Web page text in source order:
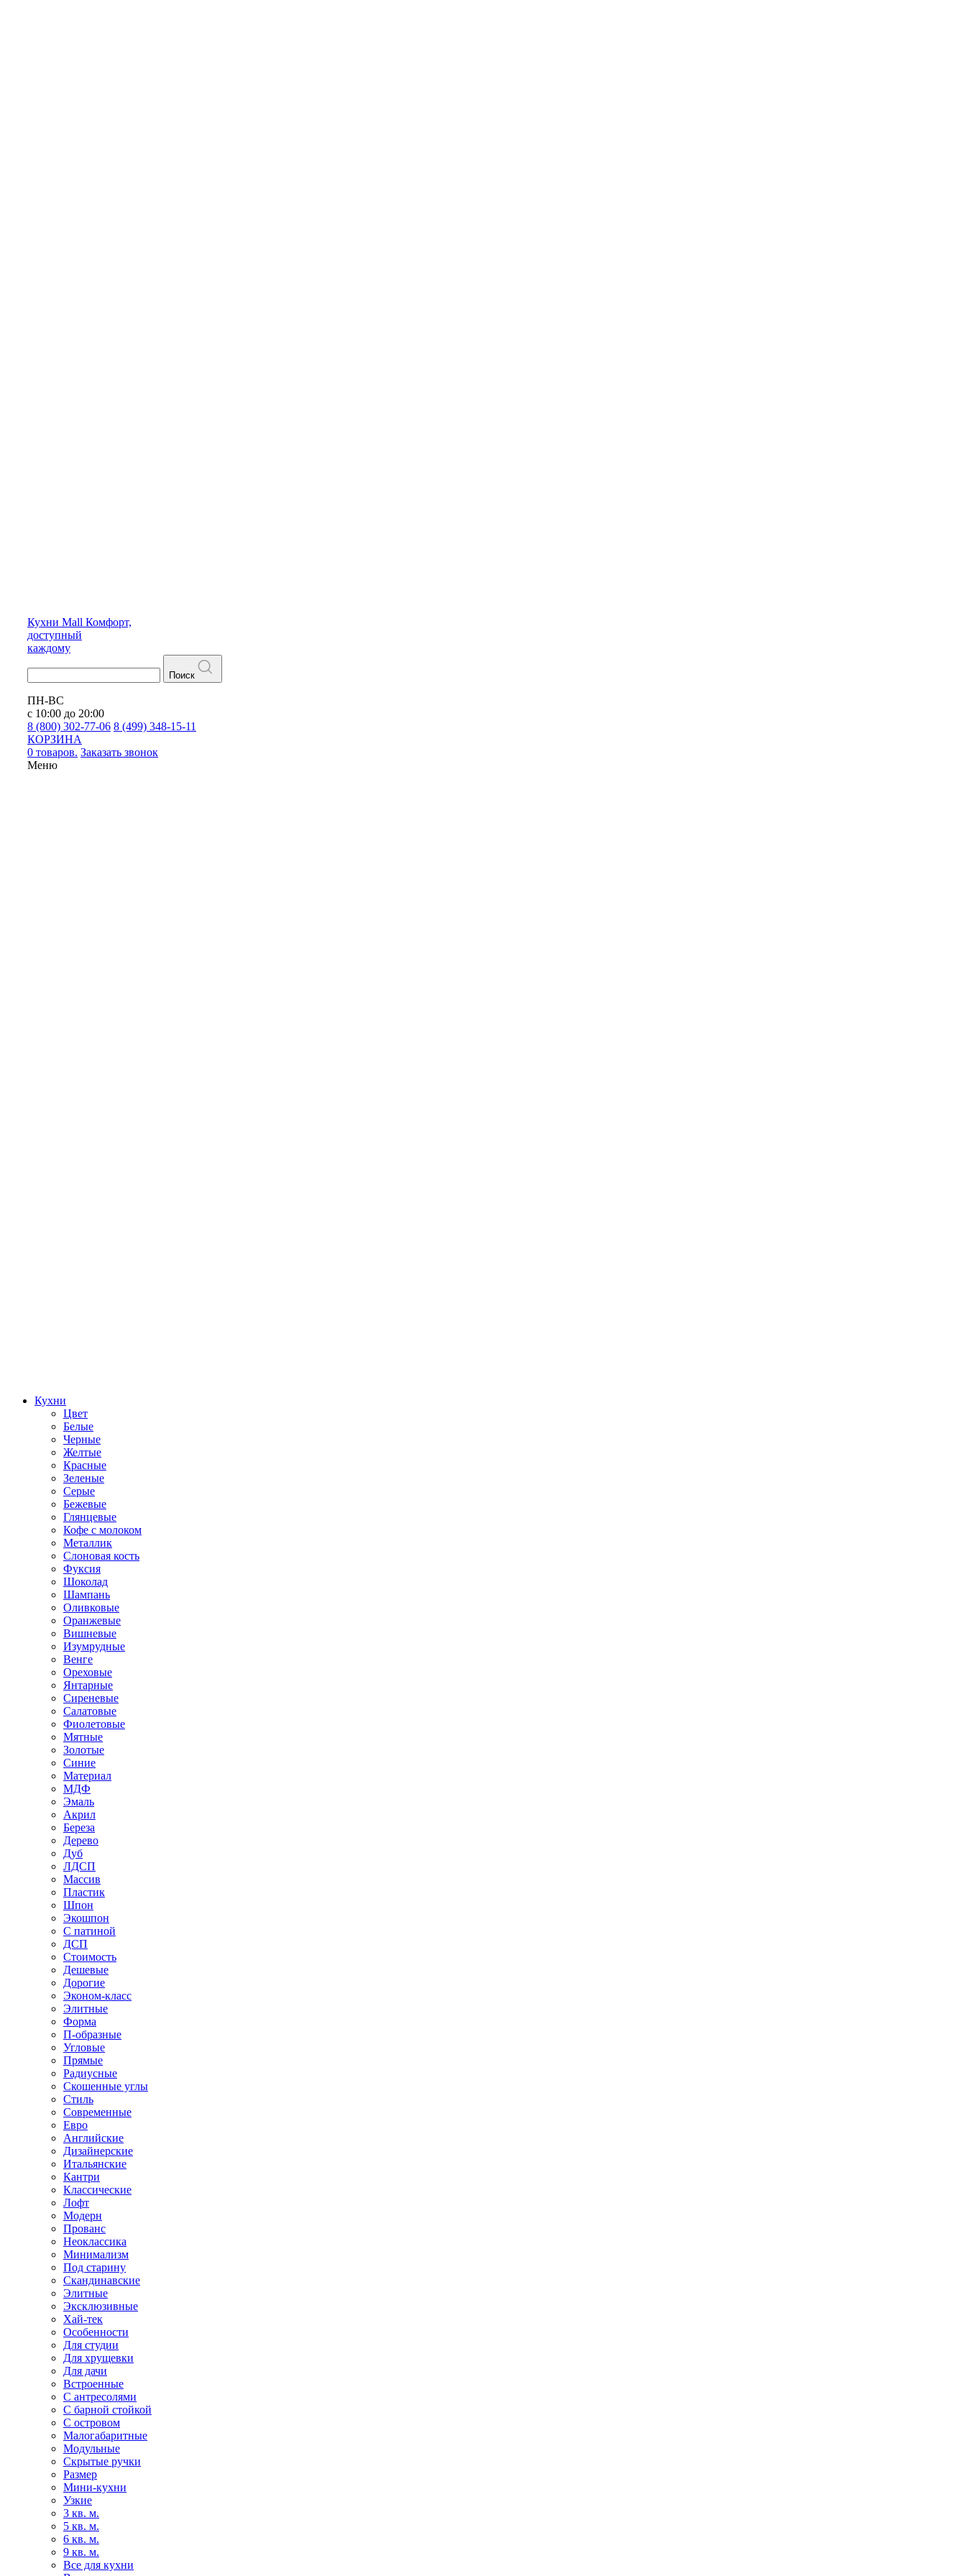
Кухни Mall Комфорт,
доступный
каждому
Поиск
ПН-ВС
с 10:00 до 20:00
8 (800) 302-77-06 8 (499) 348-15-11
КОРЗИНА
0 товаров. Заказать звонок
Меню
Кухни
Цвет
Белые
Черные
Желтые
Красные
Зеленые
Серые
Бежевые
Глянцевые
Кофе с молоком
Металлик
Слоновая кость
Фуксия
Шоколад
Шампань
Оливковые
Оранжевые
Вишневые
Изумрудные
Венге
Ореховые
Янтарные
Сиреневые
Салатовые
Фиолетовые
Мятные
Золотые
Синие
Материал
МДФ
Эмаль
Акрил
Береза
Дерево
Дуб
ЛДСП
Массив
Пластик
Шпон
Экошпон
С патиной
ДСП
Стоимость
Дешевые
Дорогие
Эконом-класс
Элитные
Форма
П-образные
Угловые
Прямые
Радиусные
Скошенные углы
Стиль
Современные
Евро
Английские
Дизайнерские
Итальянские
Кантри
Классические
Лофт
Модерн
Прованс
Неоклассика
Минимализм
Под старину
Скандинавские
Элитные
Эксклюзивные
Хай-тек
Особенности
Для студии
Для хрущевки
Для дачи
Встроенные
С антресолями
С барной стойкой
С островом
Малогабаритные
Модульные
Скрытые ручки
Размер
Мини-кухни
Узкие
3 кв. м.
5 кв. м.
6 кв. м.
9 кв. м.
Все для кухни